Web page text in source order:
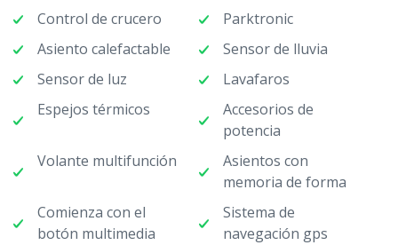
Control de crucero
Parktronic
Asiento calefactable
Sensor de lluvia
Sensor de luz
Lavafaros
Espejos térmicos
Accesorios de
potencia
Volante multifunción
Asientos con
memoria de forma
Comienza con el
botón multimedia
Sistema de
navegación gps